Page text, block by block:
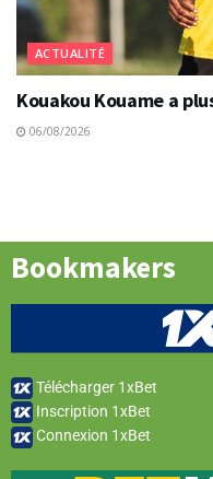
ACTUALITÉ
Kouakou Kouame a
06/08/2026
Bookmakers
Télécharger 1xBet
Inscription 1xBet
Connexion 1xBet